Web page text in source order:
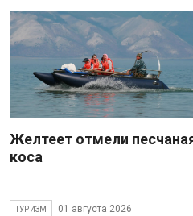
Желтеет отмели
коса
ТУРИЗМ 01 августа 2026